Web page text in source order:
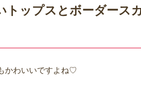
トップスとボーダース
かわいいですよね♡